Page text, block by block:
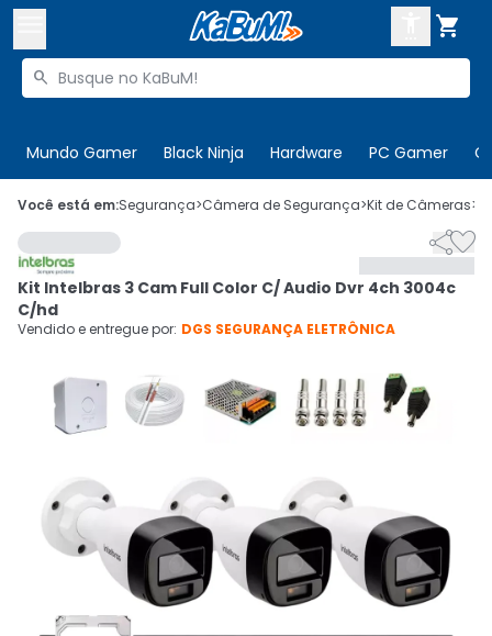

Buscar produtos

Mundo Gamer Black Ninja Hardware PC Gamer
 Olá. Acesse sua conta
 Departamentos
 Cupons
Ativar tradutor em libras
CADASTRE-SE
Você está em:Segurança>Câmera de Segurança>Kit de Câmeras>

Kit Intelbras 3 Cam Full Color C/ Audio Dvr 4ch 3004c
C/hd
Vendido e entregue por: DGS SEGURANÇA ELETRÔNICA